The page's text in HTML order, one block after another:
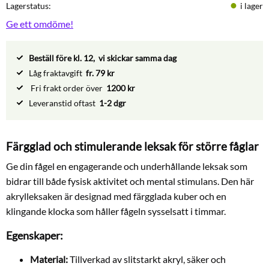
Lagerstatus i lager
Ge ett omdöme!
Beställ före kl. 12, vi skickar samma dag
Låg fraktavgift fr. 79 kr
Fri frakt order över 1200 kr
Leveranstid oftast 1-2 dgr
Färgglad och stimulerande leksak för större fåglar
Ge din fågel en engagerande och underhållande leksak som
bidrar till både fysisk aktivitet och mental stimulans. Den här
akrylleksaken är designad med färgglada kuber och en
klingande klocka som håller fågeln sysselsatt i timmar.
Egenskaper:
Material:Tillverkad av slitstarkt akryl, säker och